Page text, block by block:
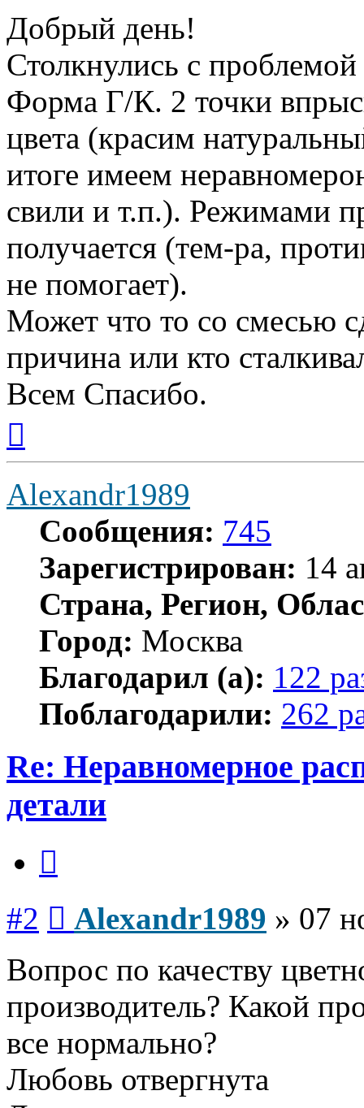
Добрый день!
Столкнулись с
Форма Г/К. 2 точки
цвета (красим
итоге имеем
свили и т.п.). Режимами
получается (тем-ра,
не помогает).
Может что то со смесью
причина или кто
Всем Спасибо.
началу
Alexandr1989
Сообщения: 745
Зарегистрирован: 14
Страна, Регион,
Город: Москва
Благодарил (а): 122
Поблагодарили: 262
Re: Неравномерное
детали
#2 Alexandr1989 » 07
Вопрос по качеству
производитель? Какой
все нормально?
Любовь отвергнута